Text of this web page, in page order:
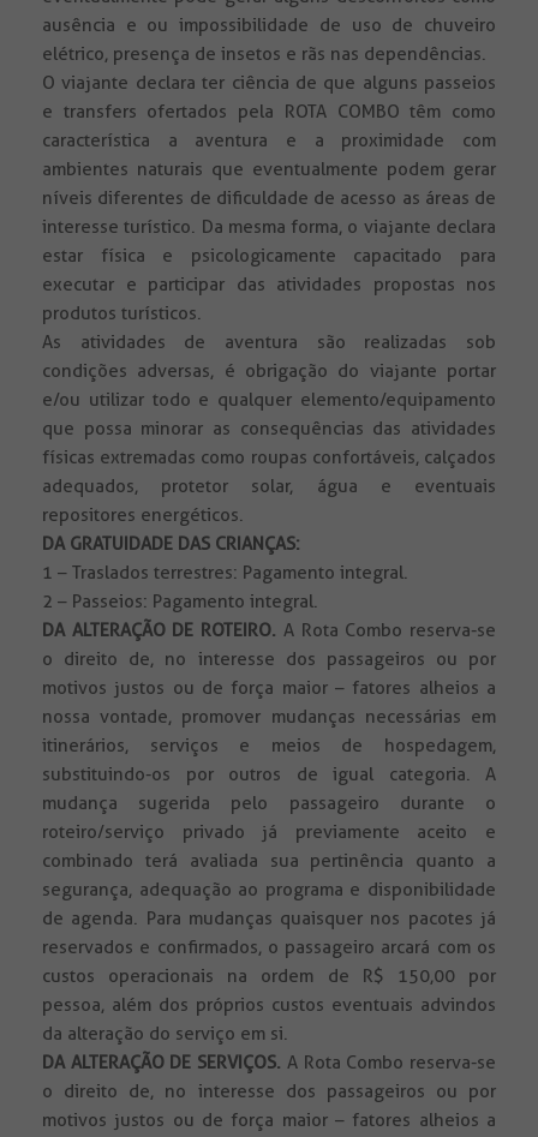
ausência e ou impossibilidade de uso de chuveiro
elétrico, presença de insetos e rãs nas dependências.
O viajante declara ter ciência de que alguns passeios
e transfers ofertados pela ROTA COMBO têm como
característica a aventura e a proximidade com
ambientes naturais que eventualmente podem gerar
níveis diferentes de dificuldade de acesso as áreas de
interesse turístico. Da mesma forma, o viajante declara
estar física e psicologicamente capacitado para
executar e participar das atividades propostas nos
produtos turísticos.
As atividades de aventura são realizadas sob
condições adversas, é obrigação do viajante portar
e/ou utilizar todo e qualquer elemento/equipamento
que possa minorar as consequências das atividades
físicas extremadas como roupas confortáveis, calçados
adequados, protetor solar, água e eventuais
repositores energéticos.
DA GRATUIDADE DAS CRIANÇAS:
1 – Traslados terrestres: Pagamento integral.
2 – Passeios: Pagamento integral.
DA ALTERAÇÃO DE ROTEIRO. A Rota Combo reserva-se
o direito de, no interesse dos passageiros ou por
motivos justos ou de força maior – fatores alheios a
nossa vontade, promover mudanças necessárias em
itinerários, serviços e meios de hospedagem,
substituindo-os por outros de igual categoria. A
mudança sugerida pelo passageiro durante o
roteiro/serviço privado já previamente aceito e
combinado terá avaliada sua pertinência quanto a
segurança, adequação ao programa e disponibilidade
de agenda. Para mudanças quaisquer nos pacotes já
reservados e confirmados, o passageiro arcará com os
custos operacionais na ordem de R$ 150,00 por
pessoa, além dos próprios custos eventuais advindos
da alteração do serviço em si.
DA ALTERAÇÃO DE SERVIÇOS. A Rota Combo reserva-se
o direito de, no interesse dos passageiros ou por
motivos justos ou de força maior – fatores alheios a